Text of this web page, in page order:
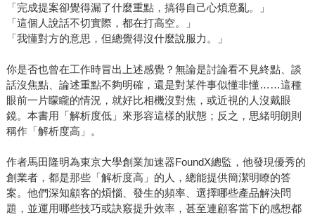
「完成提案卻覺得漏了什麼重點，搞得自己心煩意亂。」
「這個人說話不切實際，都在打高空。」
「我懂對方的意思，但總覺得沒什麼說服力。」
你是否也曾在工作時冒出上述感覺？無論是討論看不見終點、談
話沒焦點、論述重點不夠明確，還是對某件事似懂非懂……這種
眼前一片矇矓的情況，就好比相機沒對焦，或近視的人沒戴眼
鏡。本書用「解析度低」來形容這樣的狀態；反之，思緒明朗則
稱作「解析度高」。
作者馬田隆明為東京大學創業加速器FoundX總監，他發現優秀的
創業者，都是那些「解析度高」的人，總能提供簡潔明瞭的答
案。他們深知顧客的煩惱、發生的頻率、選擇哪些產品解決問
題，並運用哪些技巧或訣竅提升效率，甚至連顧客當下的感想都